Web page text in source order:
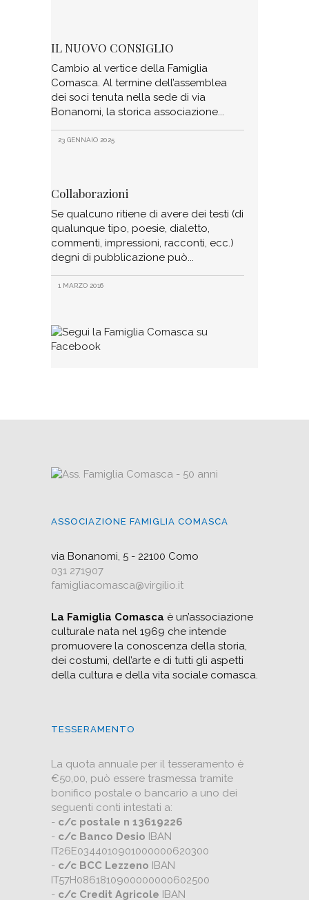
IL NUOVO CONSIGLIO
Cambio al vertice della Famiglia
Comasca. Al termine dell’assemblea
dei soci tenuta nella sede di via
Bonanomi, la storica associazione
23 GENNAIO 2025
Collaborazioni
Se qualcuno ritiene di avere dei testi (di
qualunque tipo, poesie, dialetto,
commenti, impressioni, racconti, ecc.)
degni di pubblicazione può
1 MARZO 2016
ASSOCIAZIONE FAMIGLIA COMASCA
via Bonanomi, 5 - 22100 Como
031 271907
famigliacomasca@virgilio.it
La Famiglia Comasca è un’associazione
culturale nata nel 1969 che intende
promuovere la conoscenza della storia,
dei costumi, dell’arte e di tutti gli aspetti
della cultura e della vita sociale comasca.
TESSERAMENTO
La quota annuale per il tesseramento è
€50,00, può essere trasmessa tramite
bonifico postale o bancario a uno dei
seguenti conti intestati a:
- c/c postale n 13619226
- c/c Banco Desio IBAN
IT26E0344010901000000620300
- c/c BCC Lezzeno IBAN
IT57H0861810900000000602500
- c/c Credit Agricole IBAN